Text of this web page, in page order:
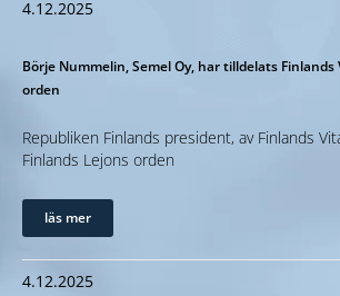
4.12.2025
Börje Nummelin, Semel Oy, har tilldelats Finlands
orden
Republiken Finlands president, av Finlands
Finlands Lejons orden
läs mer
4.12.2025